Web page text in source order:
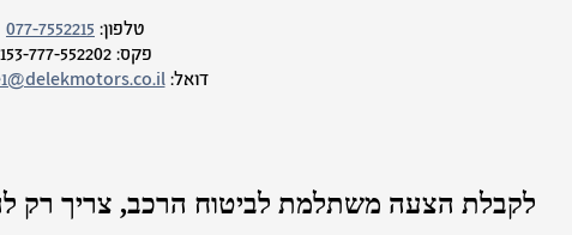
טלפון: 077-7552215
פקס: 153-777-552202
דואל:
לקבלת הצעה משתלמת לביטוח הרכב, צריך רק